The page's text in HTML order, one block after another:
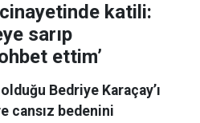
katili:
sarıp
ettim’
Bedriye Karaçay’ı
cansız bedenini